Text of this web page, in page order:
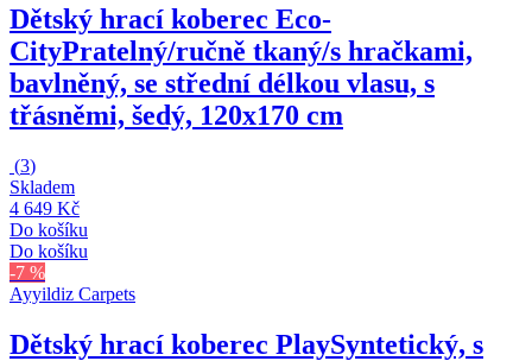
Dětský hrací koberec Eco-
CityPratelný/ručně tkaný/s hračkami,
bavlněný, se střední délkou vlasu, s
třásněmi, šedý, 120x170 cm
(3)
Skladem
4 649 Kč
Do košíku
Do košíku
-7 %
Ayyildiz Carpets
Dětský hrací koberec PlaySyntetický, s